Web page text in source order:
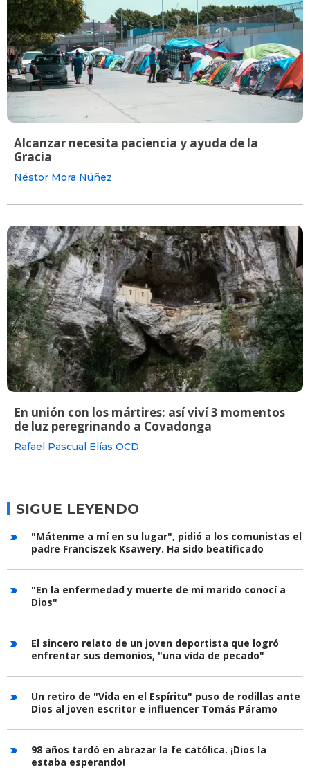
Alcanzar necesita paciencia y ayuda de la
Gracia
Néstor Mora Núñez
En unión con los mártires: así viví 3 momentos
de luz peregrinando a Covadonga
Rafael Pascual Elías OCD
SIGUE LEYENDO
"Mátenme a mí en su lugar", pidió a los comunistas el
padre Franciszek Ksawery. Ha sido beatificado
"En la enfermedad y muerte de mi marido conocí a
Dios"
El sincero relato de un joven deportista que logró
enfrentar sus demonios, "una vida de pecado"
Un retiro de "Vida en el Espíritu" puso de rodillas ante
Dios al joven escritor e influencer Tomás Páramo
98 años tardó en abrazar la fe católica. ¡Dios la
estaba esperando!